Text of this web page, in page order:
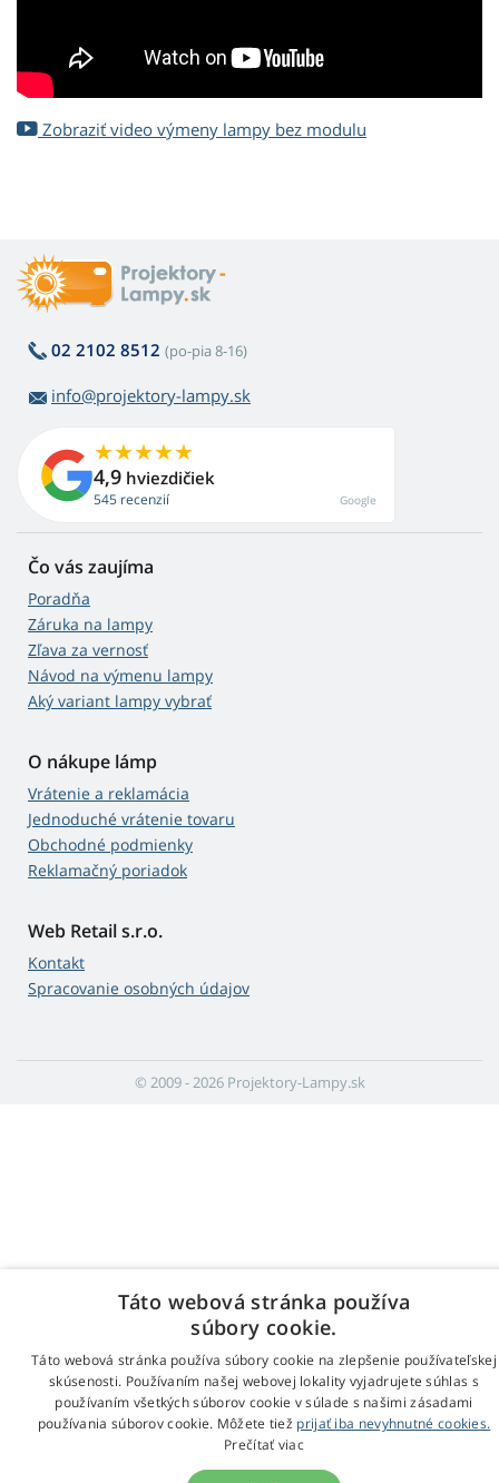
Zobraziť video výmeny lampy bez modulu
02 2102 8512 (po-pia 8-16)
info@projektory-lampy.sk
4,9 hviezdičiek
545 recenzií Google
Čo vás zaujíma
Poradňa
Záruka na lampy
Zľava za vernosť
Návod na výmenu lampy
Aký variant lampy vybrať
O nákupe lámp
Vrátenie a reklamácia
Jednoduché vrátenie tovaru
Obchodné podmienky
Reklamačný poriadok
Web Retail s.r.o.
Kontakt
Spracovanie osobných údajov
© 2009 - 2026 Projektory-Lampy.sk
Táto webová stránka používa
súbory cookie.
Táto webová stránka používa súbory cookie na zlepšenie používateľskej
skúsenosti. Používaním našej webovej lokality vyjadrujete súhlas s
používaním všetkých súborov cookie v súlade s našimi zásadami
používania súborov cookie. Môžete tiež prijať iba nevyhnutné cookies.
Prečítať viac